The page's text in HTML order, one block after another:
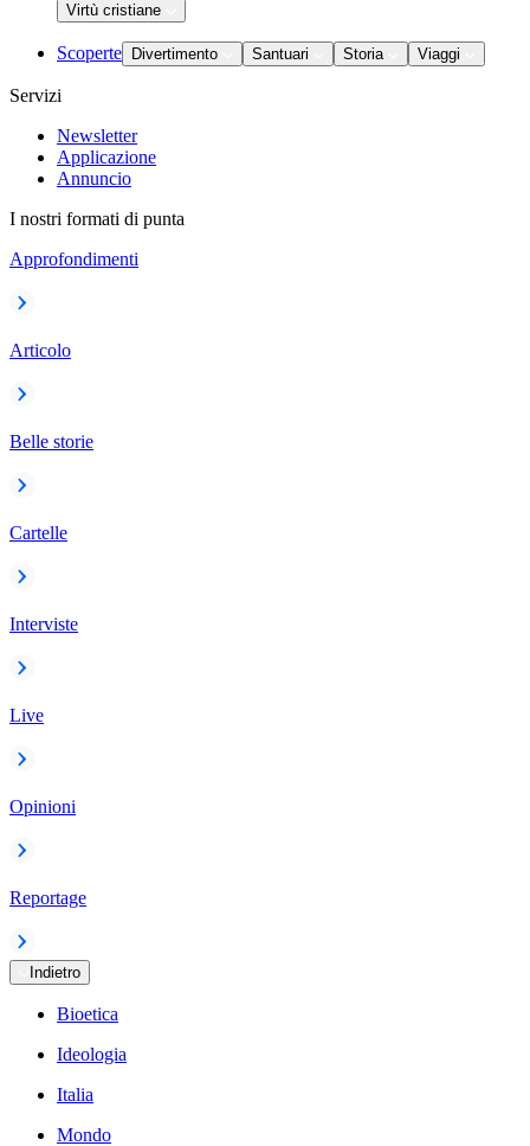
Virtù cristiane
Scoperte Divertimento Santuari Storia Viaggi
Servizi
Newsletter
Applicazione
Annuncio
I nostri formati di punta
Approfondimenti
Articolo
Belle storie
Cartelle
Interviste
Live
Opinioni
Reportage
Indietro
Bioetica
Ideologia
Italia
Mondo